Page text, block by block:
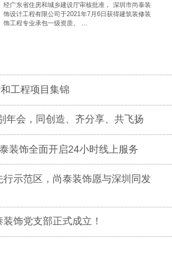
经广东省住房和城乡建设厅审核批准， 深圳市尚泰装
饰设计工程有限公司于2021年7月6日获得建筑装修装
饰工程专业承包一级资质。 ...
工程项目集锦
年会，同创造、齐分享、共飞扬
装饰全面开启24小时线上服务
示范区，尚泰装饰愿与深圳同发
饰党支部正式成立！